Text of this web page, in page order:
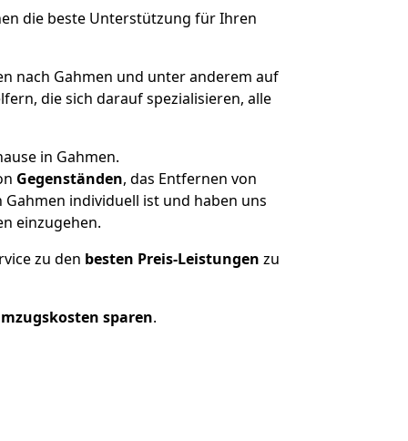
die beste Unterstützung für Ihren
nach Gahmen und unter anderem auf
die sich darauf spezialisieren, alle
in Gahmen.
Gegenständen, das Entfernen von
individuell ist und haben uns
einzugehen.
zu den besten Preis-Leistungen zu
sparen.